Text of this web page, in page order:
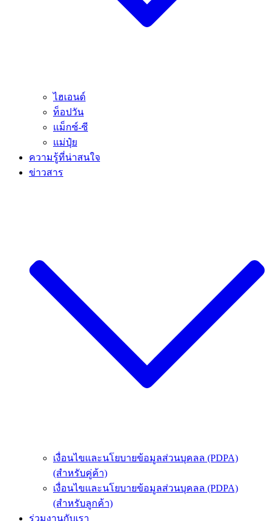
ไฮเอนด์
ท็อปวัน
แม็กซ์-ซี
แม่ปุ๋ย
ความรู้ที่น่าสนใจ
ข่าวสาร
เงื่อนไขและนโยบายข้อมูลส่วนบุคลล (PDPA)
(สำหรับคู่ค้า)
เงื่อนไขและนโยบายข้อมูลส่วนบุคลล (PDPA)
(สำหรับลูกค้า)
ร่วมงานกับเรา